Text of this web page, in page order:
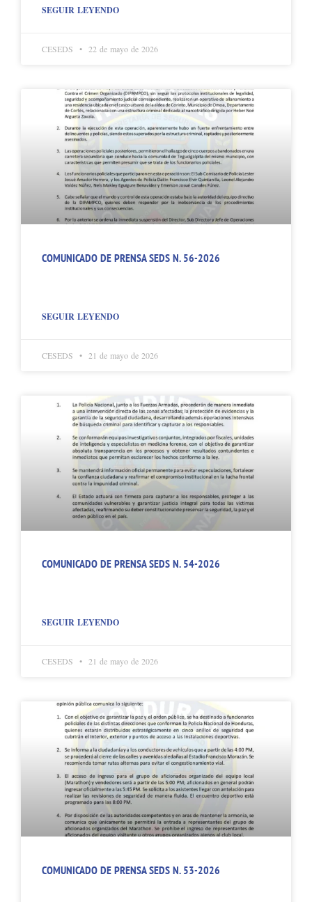
SEGUIR LEYENDO
CESEDS 22 de mayo de 2026
COMUNICADO DE PRENSA SEDS N. 56-2026
SEGUIR LEYENDO
CESEDS 21 de mayo de 2026
COMUNICADO DE PRENSA SEDS N. 54-2026
SEGUIR LEYENDO
CESEDS 21 de mayo de 2026
COMUNICADO DE PRENSA SEDS N. 53-2026